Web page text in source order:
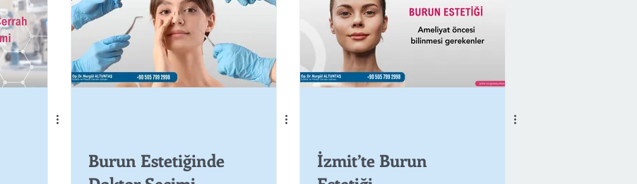
Burun Estetiğinde
İzmit’te Burun